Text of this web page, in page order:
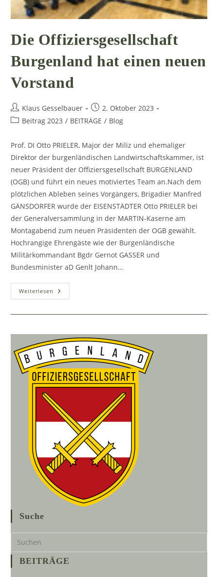
Die Offiziersgesellschaft
Burgenland hat einen neuen
Vorstand
Beitrags-
Autor:
Klaus Gesselbauer
Beitrag
veröffentlicht:
2. Oktober 2023
Beitrags-
Beitrag 2023 / BEITRÄGE / Blog
Prof. DI Otto PRIELER, Major der Miliz und ehemaliger
Direktor der burgenländischen Landwirtschaftskammer, ist
neuer Präsident der Offiziersgesellschaft BURGENLAND
(OGB) und führt ein neues motiviertes Team an.Nach dem
plötzlichen Ableben seines Vorgängers, Brigadier Manfred
GÄNSDORFER wurde der EISENSTÄDTER Otto PRIELER bei
der Generalversammlung in der MARTIN-Kaserne am
Montagabend zum neuen Präsidenten der OGB gewählt.
Hochrangige Ehrengäste wie der Burgenländische
Militärkommandant Bgdr Gernot GASSER und
Bundesminister aD Genlt Johann…
Weiterlesen Die
Offiziersgesellschaft
Suche
BEITRÄGE